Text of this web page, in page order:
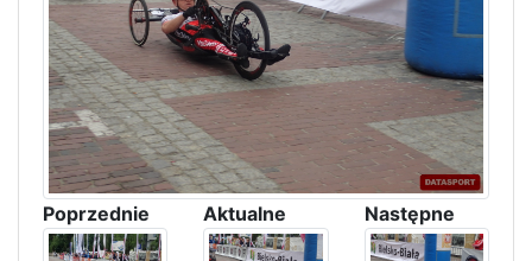
Poprzednie Aktualne Następne